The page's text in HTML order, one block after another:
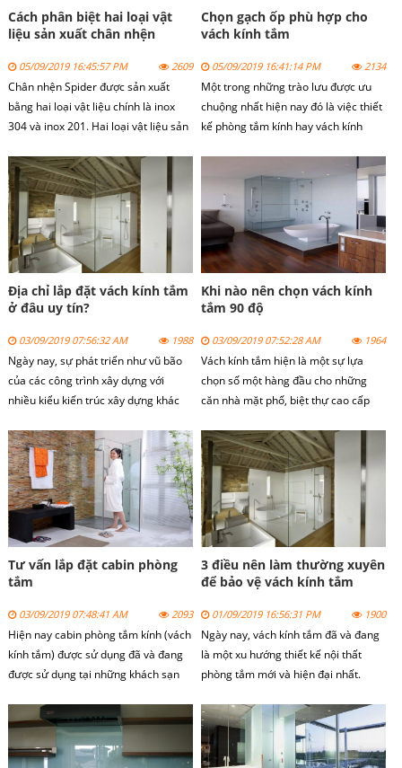
Cách phân biệt hai loại vật
liệu sản xuất chân nhện
05/09/2019 16:45:57 PM 2609
Chân nhện Spiderđược sản xuất
bằng hai loại vật liệu chính là inox
304 và inox 201. Hai loại vật liệu sản
số kỹ thuật khác nhau và có đặc điểm
khác nhau.
Chọn gạch ốp phù hợp cho
vách kính tắm
05/09/2019 16:41:14 PM 2134
Một trong những trào lưu được ưu
chuộng nhất hiện nay đó là việc thiết
kế phòng tắm kính hay vách kính
Địa chỉ lắp đặt vách kính tắm
ở đâu uy tín?
03/09/2019 07:56:32 AM 1988
Ngày nay, sự phát triển như vũ bão
của các công trình xây dựng với
nhiều kiểu kiến trúc xây dựng khác
Đi cùng với sự phát triển đó là sự
phát triển của các loại vật liệu xây
dựng đặc biệt là vách kính tắm.
Khi nào nên chọn vách kính
tắm 90 độ
03/09/2019 07:52:28 AM 1964
Vách kính tắm hiện là một sự lựa
chọn số một hàng đầu cho những
căn nhà mặt phố, biệt thự cao cấp
Tư vấn lắp đặt cabin phòng
tắm
03/09/2019 07:48:41 AM 2093
Hiện nay cabin phòng tắm kính (vách
kính tắm) được sử dụng đã và đang
được sử dụng tại những khách sạn
tầng hiện đại, những căn phòng nhà
tắm có diện tích nhỏ hẹp.
3 điều nên làm thường xuyên
để bảo vệ vách kính tắm
01/09/2019 16:56:31 PM 1900
Ngày nay, vách kính tắm đã và đang
là một xu hướng thiết kế nội thất
phòng tắm mới và hiện đại nhất.
cabin phòng tắm và vách ngăn
phòng tắm, do vậy trong quá trình sử
dụng vách kính tắm nên được bảo vệ